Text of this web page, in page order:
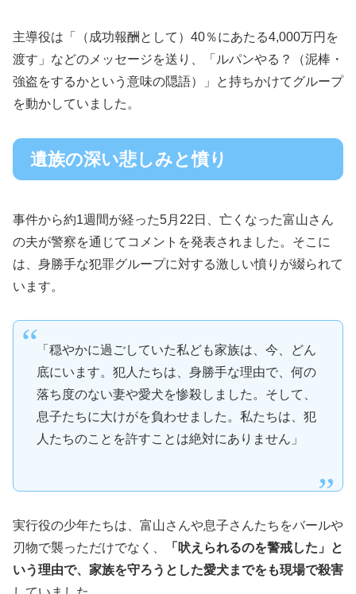
主導役は「（成功報酬として）40％にあたる4,000万円を
渡す」などのメッセージを送り、「ルパンやる？（泥棒・
強盗をするかという意味の隠語）」と持ちかけてグループ
を動かしていました。
遺族の深い悲しみと憤り
事件から約1週間が経った5月22日、亡くなった富山さん
の夫が警察を通じてコメントを発表されました。そこに
は、身勝手な犯罪グループに対する激しい憤りが綴られて
います。
「穏やかに過ごしていた私ども家族は、今、どん
底にいます。犯人たちは、身勝手な理由で、何の
落ち度のない妻や愛犬を惨殺しました。そして、
息子たちに大けがを負わせました。私たちは、犯
人たちのことを許すことは絶対にありません」
実行役の少年たちは、富山さんや息子さんたちをバールや
刃物で襲っただけでなく、
「吠えられるのを警戒した」と
いう理由で、家族を守ろうとした愛犬までをも現場で殺害